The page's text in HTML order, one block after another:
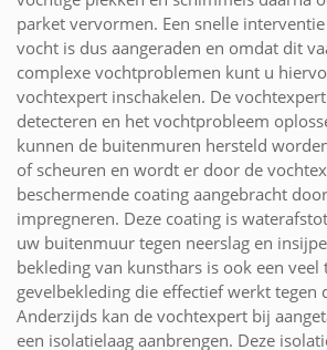
parket vervormen. Een snelle
vocht is dus aangeraden en omdat dit
complexe vochtproblemen kunt u
vochtexpert inschakelen. De
detecteren en het vochtprobleem
kunnen de buitenmuren hersteld
of scheuren en wordt er door de
beschermende coating aangebracht
impregneren. Deze coating is
uw buitenmuur tegen neerslag en
bekleding van kunsthars is ook een veel
gevelbekleding die effectief werkt tegen
Anderzijds kan de vochtexpert bij
een isolatielaag aanbrengen. Deze